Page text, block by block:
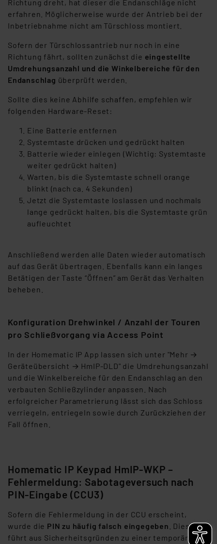
Weiterverarbeitung dieser Daten zur Auswertung und
Analyse bis zum Zeitpunkt des Widerrufs bleibt hiervon
unberührt. Ihre Browser-Einstellungen können dazu
führen, dass die Einstellungen nicht längerfristig
gespeichert werden und dieses Banner erneut
angezeigt wird.
Daten in den USA. Ihre Einwilligung zur Einbindung von
Cookies dieser Drittanbieter umfasst daher ggf. auch
(1) lit. a DSGVO. Nähere Infos zu diesen Drittanbietern
und zu der jeweiligen Datenübermittlung erhalten Sie in
der Datenschutzerklärung. Für die USA besteht kein
Angemessenheitsbeschluss der EU. Dies bedeutet,
dass die USA als Land mit unzureichendem
Datenschutz nach EU-Standards eingestuft wird. So
besteht etwa das Risiko, dass US-Behörden
personenbezogene Daten in
Überwachungsprogrammen verarbeiten, ohne dass
Unsere Kooperation mit diesen Dienstleistern stützt
sich auf die Standarddatenschutzklauseln der
Europäischen Kommission sowie einer eigenen
Beurteilung der mit der Datenübermittlung,
Impressum|Datenschutzerklärung
Richtung dreht, hat dieser die Endanschläge nicht
erfahren. Möglicherweise wurde der Antrieb bei der
Inbetriebnahme nicht am Türschloss montiert.
Sofern der Türschlossantrieb nur noch in eine
Richtung fährt, sollten zunächst die eingestellte
Umdrehungsanzahl und die Winkelbereiche für den
Endanschlag überprüft werden.
Sollte dies keine Abhilfe schaffen, empfehlen wir
folgenden Hardware-Reset:
Eine Batterie entfernen
Systemtaste drücken und gedrückt halten
Batterie wieder einlegen (Wichtig: Systemtaste
weiter gedrückt halten)
Warten, bis die Systemtaste schnell orange
blinkt (nach ca. 4 Sekunden)
Jetzt die Systemtaste loslassen und nochmals
lange gedrückt halten, bis die Systemtaste grün
aufleuchtet
Anschließend werden alle Daten wieder automatisch
auf das Gerät übertragen. Ebenfalls kann ein langes
Betätigen der Taste “Öffnen” am Gerät das Verhalten
beheben.
Konfiguration Drehwinkel / Anzahl der Touren
pro Schließvorgang via Access Point
In der Homematic IP App lassen sich unter "Mehr →
Geräteübersicht → HmIP-DLD" die Umdrehungsanzahl
und die Winkelbereiche für den Endanschlag an den
verbauten Schließzylinder anpassen. Nach
erfolgreicher Parametrierung lässt sich das Schloss
verriegeln, entriegeln sowie durch Zurückziehen der
Fall öffnen.
Homematic IP Keypad HmIP-WKP –
Fehlermeldung: Sabotageversuch nach
PIN-Eingabe (CCU3)
Sofern die Fehlermeldung in der CCU erscheint,
wurde die PIN zu häufig falsch eingegeben . Dies
führt aus Sicherheitsgründen zu einer temporären